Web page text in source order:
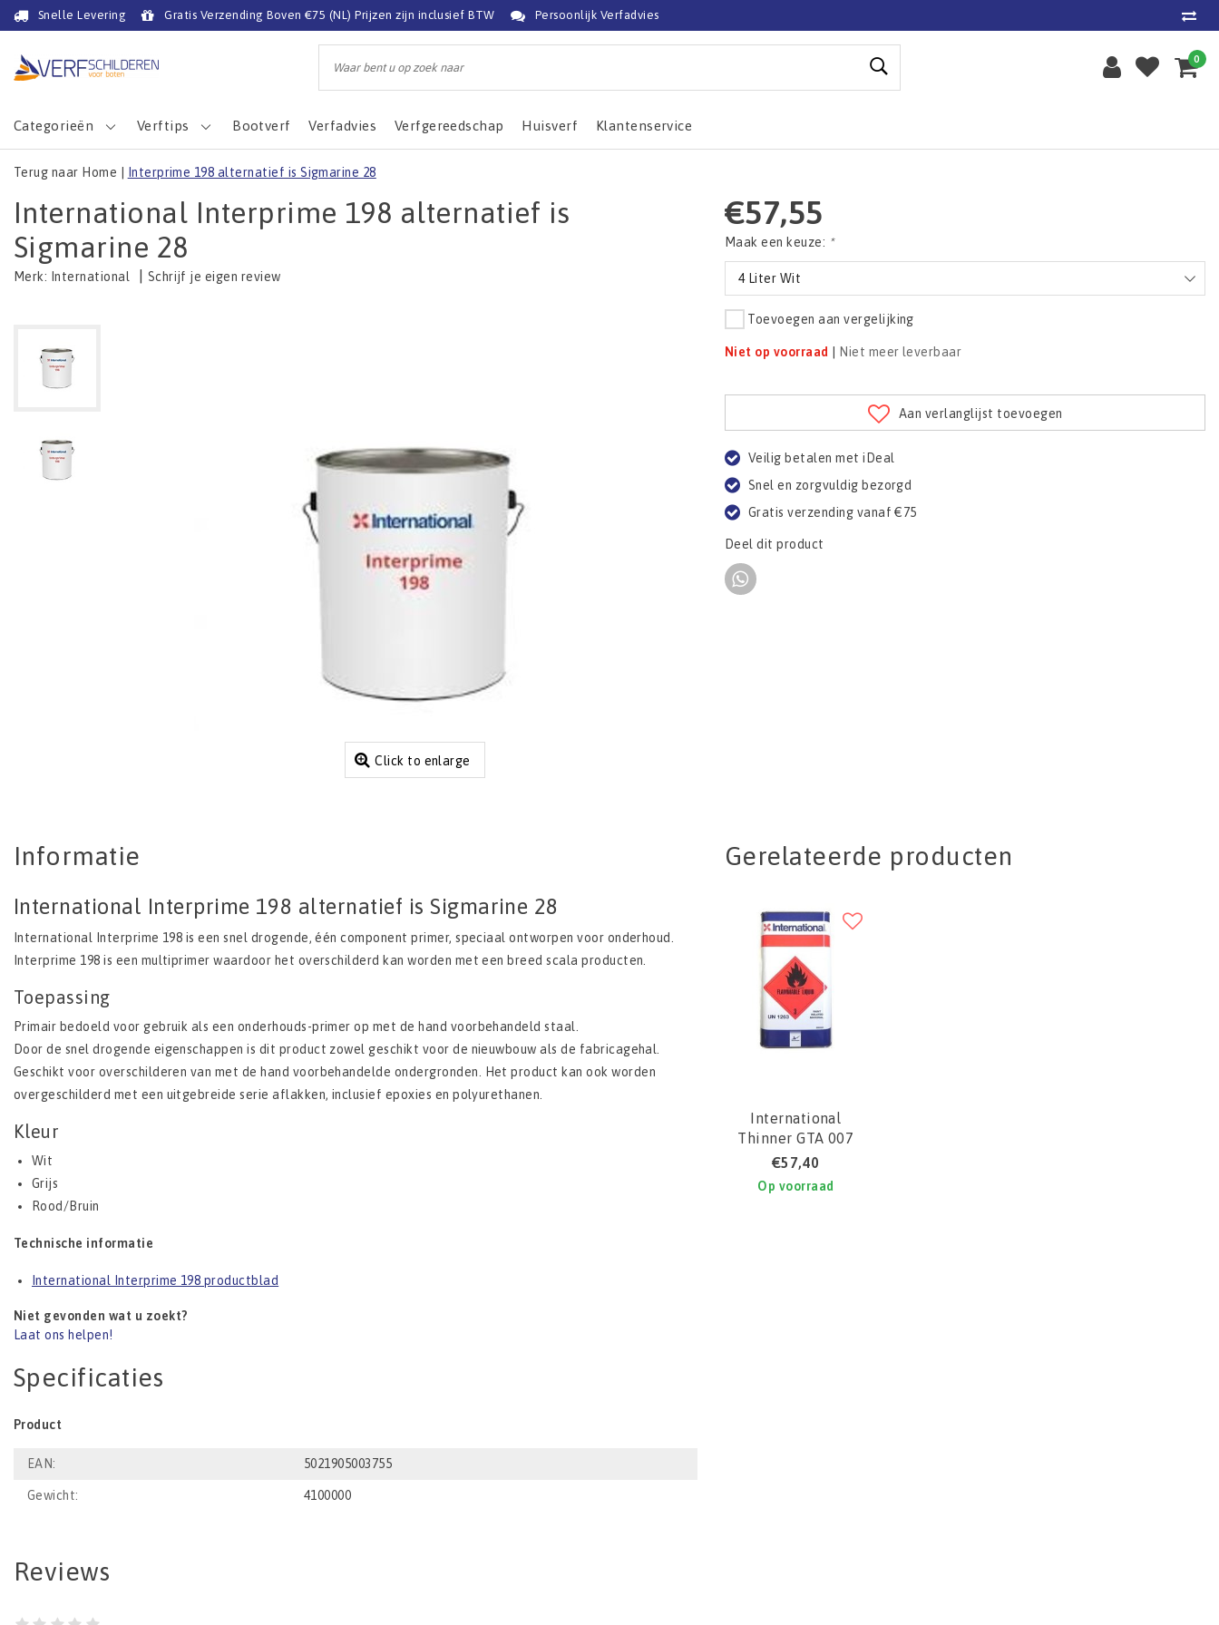
Snelle Levering Gratis Verzending Boven €75 (NL) Prijzen zijn inclusief BTW Persoonlijk Verfadvies
0
Categorieën Verftips Bootverf Verfadvies Verfgereedschap Huisverf Klantenservice
Terug naar Home Interprime 198 alternatief is Sigmarine 28
International Interprime 198 alternatief is
Sigmarine 28
Merk: International Schrijf je eigen review
Click to enlarge
€57,55
Maak een keuze: *
4 Liter Wit
Toevoegen aan vergelijking
Niet op voorraad Niet meer leverbaar
Aan verlanglijst toevoegen
Veilig betalen met iDeal
Snel en zorgvuldig bezorgd
Gratis verzending vanaf €75
Deel dit product
Informatie
International Interprime 198 alternatief is Sigmarine 28
International Interprime 198 is een snel drogende, één component primer, speciaal ontworpen voor onderhoud.
Interprime 198 is een multiprimer waardoor het overschilderd kan worden met een breed scala producten.
Toepassing
Primair bedoeld voor gebruik als een onderhouds-primer op met de hand voorbehandeld staal.
Door de snel drogende eigenschappen is dit product zowel geschikt voor de nieuwbouw als de fabricagehal.
Geschikt voor overschilderen van met de hand voorbehandelde ondergronden. Het product kan ook worden
overgeschilderd met een uitgebreide serie aflakken, inclusief epoxies en polyurethanen.
Kleur
Wit
Grijs
Rood/Bruin
Technische informatie
International Interprime 198 productblad
Niet gevonden wat u zoekt?
Laat ons helpen!
Specificaties
Product
EAN: 5021905003755
Gewicht: 4100000
Reviews
Gerelateerde producten
International
Thinner GTA 007
€57,40
Op voorraad